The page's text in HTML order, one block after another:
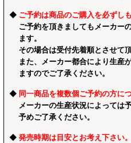
◆ ご予約は商品のご購入を必ずし
ご予約を頂きましてもメーカー
ます。
その場合は受付先着順とさせて
また、メーカー都合により生産
ますのでご了承ください。
◆ 同一商品を複数個ご予約の方に
メーカーの生産状況によっては
予めご了承ください。
◆ 発売時期は目安とお考え下さい。